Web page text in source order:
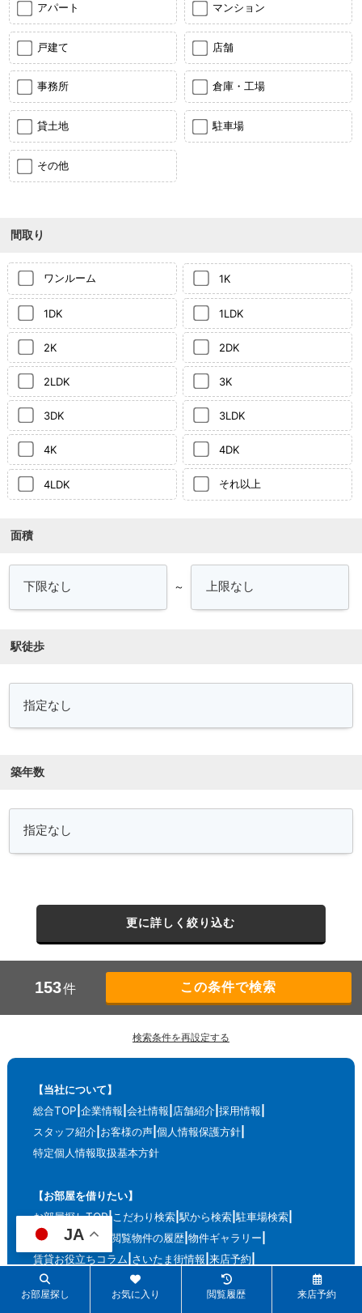
アパート マンション
戸建て 店舗
事務所 倉庫・工場
貸土地 駐車場
その他
間取り
ワンルーム 1K
1DK 1LDK
2K 2DK
2LDK 3K
3DK 3LDK
4K 4DK
4LDK それ以上
面積
～
駅徒歩
築年数
更に詳しく絞り込む
153件
検索条件を再設定する
【当社について】
総合TOP 企業情報 会社情報 店舗紹介 採用情報
スタッフ紹介 お客様の声 個人情報保護方針
特定個人情報取扱基本方針
【お部屋を借りたい】
お部屋探しTOP こだわり検索 駅から検索 駐車場検索
お気に入り物件
閲覧物件の履歴 物件ギャラリー
賃貸お役立ちコラム さいたま街情報 来店予約
賃貸物件リクエスト
リロの賃貸総合
お部屋探し お気に入り 閲覧履歴 来店予約
JA